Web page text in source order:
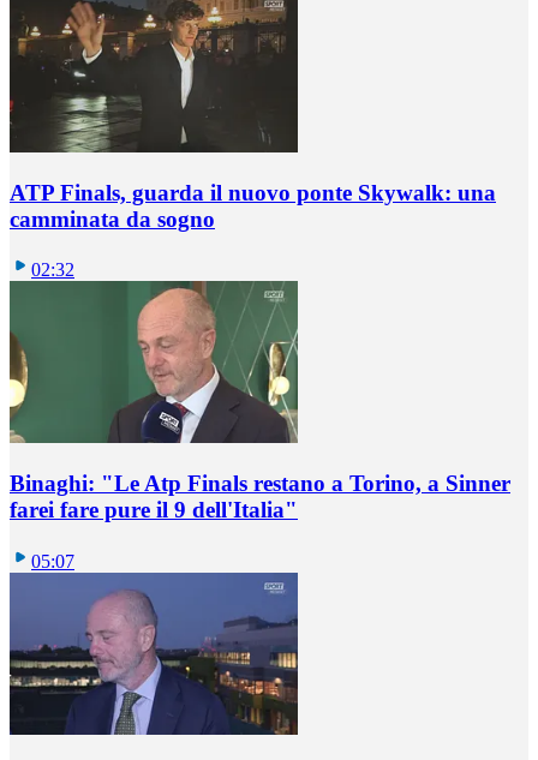
ATP Finals, guarda il nuovo ponte Skywalk: una
camminata da sogno
02:32
Binaghi: "Le Atp Finals restano a Torino, a Sinner
farei fare pure il 9 dell'Italia"
05:07